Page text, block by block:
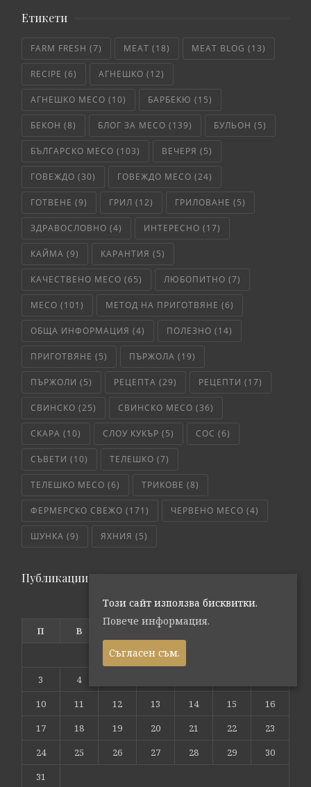
Етикети
FARM FRESH (7) MEAT (18) MEAT BLOG (13)
RECIPE (6) АГНЕШКО (12)
АГНЕШКО МЕСО (10) БАРБЕКЮ (15)
БЕКОН (8) БЛОГ ЗА МЕСО (139) БУЛЬОН (5)
БЪЛГАРСКО МЕСО (103) ВЕЧЕРЯ (5)
ГОВЕЖДО (30) ГОВЕЖДО МЕСО (24)
ГОТВЕНЕ (9) ГРИЛ (12) ГРИЛОВАНЕ (5)
ЗДРАВОСЛОВНО (4) ИНТЕРЕСНО (17)
КАЙМА (9) КАРАНТИЯ (5)
КАЧЕСТВЕНО МЕСО (65) ЛЮБОПИТНО (7)
МЕСО (101) МЕТОД НА ПРИГОТВЯНЕ (6)
ОБЩА ИНФОРМАЦИЯ (4) ПОЛЕЗНО (14)
ПРИГОТВЯНЕ (5) ПЪРЖОЛА (19)
ПЪРЖОЛИ (5) РЕЦЕПТА (29) РЕЦЕПТИ (17)
СВИНСКО (25) СВИНСКО МЕСО (36)
СКАРА (10) СЛОУ КУКЪР (5) СОС (6)
СЪВЕТИ (10) ТЕЛЕШКО (7)
ТЕЛЕШКО МЕСО (6) ТРИКОВЕ (8)
ФЕРМЕРСКО СВЕЖО (171) ЧЕРВЕНО МЕСО (4)
ШУНКА (9) ЯХНИЯ (5)
Публикации по дата
август 2026
П В Ч П
3
4
10
11 12 13 14 15
16
17
18 19 20 21 22
23
24
25 26 27 28 29
30
31
Този сайт използва бисквитки.
Повече информация.
Съгласен съм.